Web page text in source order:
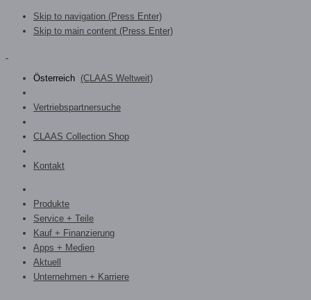
Skip to navigation (Press Enter)
Skip to main content (Press Enter)
Österreich (CLAAS Weltweit)
Vertriebspartnersuche
CLAAS Collection Shop
Kontakt
Produkte
Service + Teile
Kauf + Finanzierung
Apps + Medien
Aktuell
Unternehmen + Karriere